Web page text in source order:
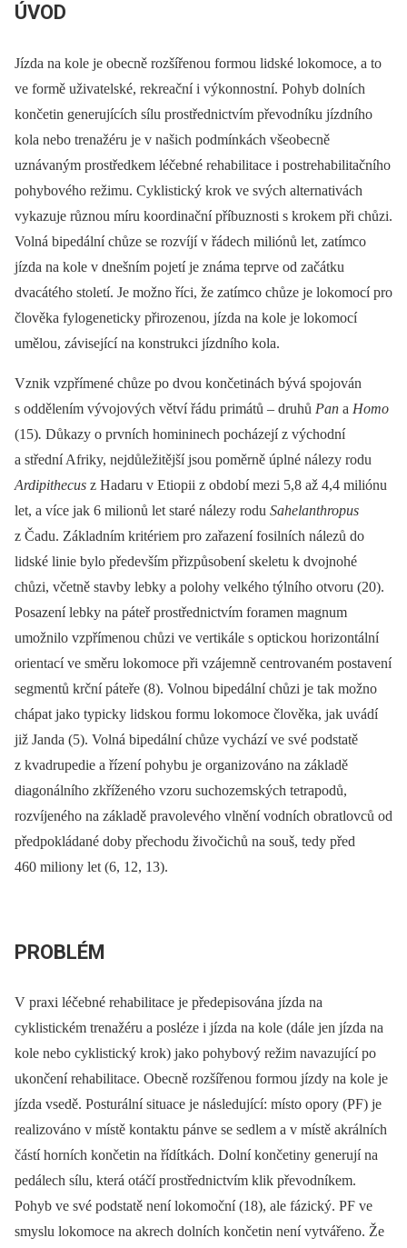
ÚVOD
Jízda na kole je obecně rozšířenou formou lidské lokomoce, a to
ve formě uživatelské, rekreační i výkonnostní. Pohyb dolních
končetin generujících sílu prostřednictvím převodníku jízdního
kola nebo trenažéru je v našich podmínkách všeobecně
uznávaným prostředkem léčebné rehabilitace i postrehabilitačního
pohybového režimu. Cyklistický krok ve svých alternativách
vykazuje různou míru koordinační příbuznosti s krokem při chůzi.
Volná bipedální chůze se rozvíjí v řádech miliónů let, zatímco
jízda na kole v dnešním pojetí je známa teprve od začátku
dvacátého století. Je možno říci, že zatímco chůze je lokomocí pro
člověka fylogeneticky přirozenou, jízda na kole je lokomocí
umělou, závisející na konstrukci jízdního kola.
Vznik vzpřímené chůze po dvou končetinách bývá spojován
s oddělením vývojových větví řádu primátů –⁠ druhů Pan a Homo
(15). Důkazy o prvních homininech pocházejí z východní
a střední Afriky, nejdůležitější jsou poměrně úplné nálezy rodu
Ardipithecus z Hadaru v Etiopii z období mezi 5,8 až 4,4 miliónu
let, a více jak 6 milionů let staré nálezy rodu Sahelanthropus
z Čadu. Základním kritériem pro zařazení fosilních nálezů do
lidské linie bylo především přizpůsobení skeletu k dvojnohé
chůzi, včetně stavby lebky a polohy velkého týlního otvoru (20).
Posazení lebky na páteř prostřednictvím foramen magnum
umožnilo vzpřímenou chůzi ve vertikále s optickou horizontální
orientací ve směru lokomoce při vzájemně centrovaném postavení
segmentů krční páteře (8). Volnou bipedální chůzi je tak možno
chápat jako typicky lidskou formu lokomoce člověka, jak uvádí
již Janda (5). Volná bipedální chůze vychází ve své podstatě
z kvadrupedie a řízení pohybu je organizováno na základě
diagonálního zkříženého vzoru suchozemských tetrapodů,
rozvíjeného na základě pravolevého vlnění vodních obratlovců od
předpokládané doby přechodu živočichů na souš, tedy před
460 miliony let (6, 12, 13).
PROBLÉM
V praxi léčebné rehabilitace je předepisována jízda na
cyklistickém trenažéru a posléze i jízda na kole (dále jen jízda na
kole nebo cyklistický krok) jako pohybový režim navazující po
ukončení rehabilitace. Obecně rozšířenou formou jízdy na kole je
jízda vsedě. Posturální situace je následující: místo opory (PF) je
realizováno v místě kontaktu pánve se sedlem a v místě akrálních
částí horních končetin na řídítkách. Dolní končetiny generují na
pedálech sílu, která otáčí prostřednictvím klik převodníkem.
Pohyb ve své podstatě není lokomoční (18), ale fázický. PF ve
smyslu lokomoce na akrech dolních končetin není vytvářeno. Že